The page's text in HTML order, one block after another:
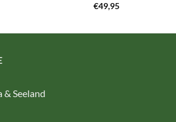
€49,95
& Seeland